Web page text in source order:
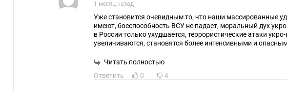
1 месяц назад
Уже становится очевидным то, что наши массированные
имеют, боеспособность ВСУ не падает, моральный дух
в России только ухудшается, террористические атаки
увеличиваются, становятся более интенсивными и
стороны, их действия выглядят логичными и
не так уж и много, и страна погрузилась в бензиновый
Читать полностью
Ответить
0 4